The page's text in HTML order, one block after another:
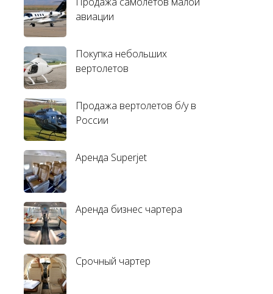
авиации
Покупка небольших
вертолетов
Продажа вертолетов б/у в
России
Аренда Superjet
Аренда бизнес чартера
Срочный чартер